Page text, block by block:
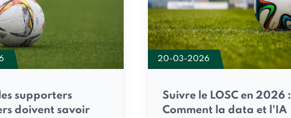
supporters
doivent savoir
20-03-2026
Suivre le LOSC en 2026 :
Comment la data et l'IA